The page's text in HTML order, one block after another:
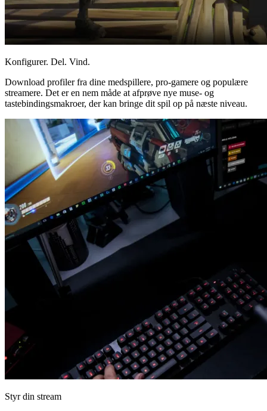
Konfigurer. Del. Vind.
Download profiler fra dine medspillere, pro-gamere og populære
streamere. Det er en nem måde at afprøve nye muse- og
tastebindingsmakroer, der kan bringe dit spil op på næste niveau.
Styr din stream